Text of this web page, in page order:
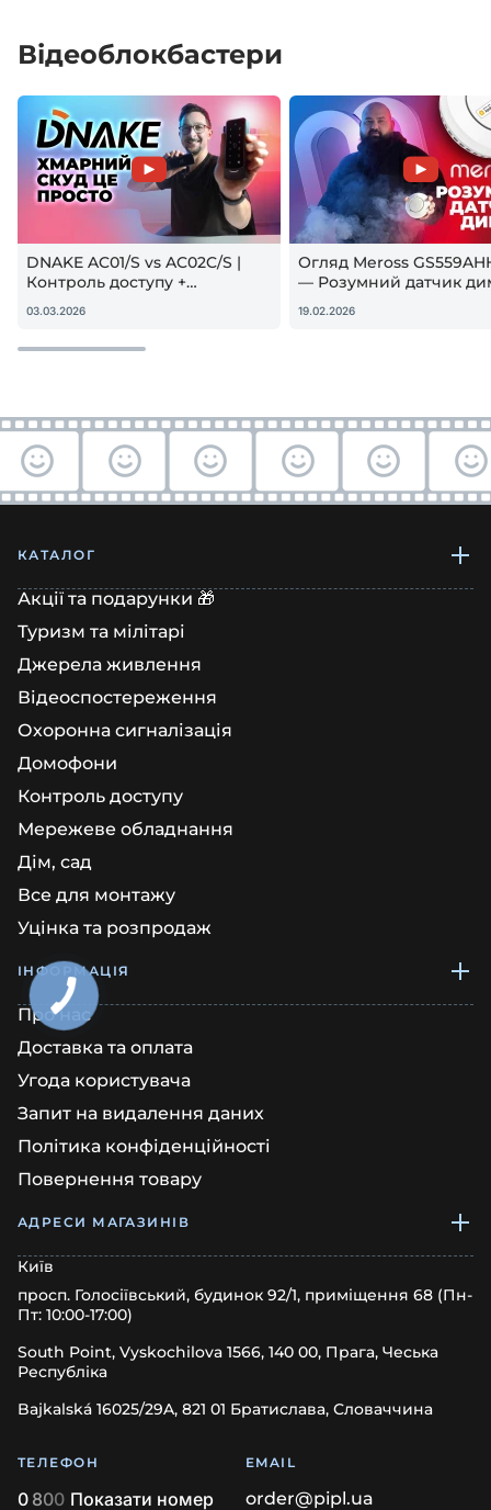
Відеоблокбастери
DNAKE AC01/S vs AC02C/S |
Контроль доступу +
гостьовий QR — реальна
настройка
03.03.2026
Огляд Meross
— Розумний датчик
Apple HomeKit! Чи
купувати?
19.02.2026
КАТАЛОГ
Акції та подарунки 🎁
Туризм та мілітарі
Джерела живлення
Відеоспостереження
Охоронна сигналізація
Домофони
Контроль доступу
Мережеве обладнання
Дім, сад
Все для монтажу
Уцінка та розпродаж
ІНФОРМАЦІЯ
Про нас
Доставка та оплата
Угода користувача
Запит на видалення даних
Політика конфіденційності
Повернення товару
АДРЕСИ МАГАЗИНІВ
Київ
просп. Голосіївський, будинок 92/1, приміщення 68 (Пн-
Пт: 10:00-17:00)
South Point, Vyskochilova 1566, 140 00, Прага, Чеська
Республіка
Bajkalská 16025/29A, 821 01 Братислава, Словаччина
ТЕЛЕФОН
0 800 Показати номер
EMAIL
order@pipl.ua